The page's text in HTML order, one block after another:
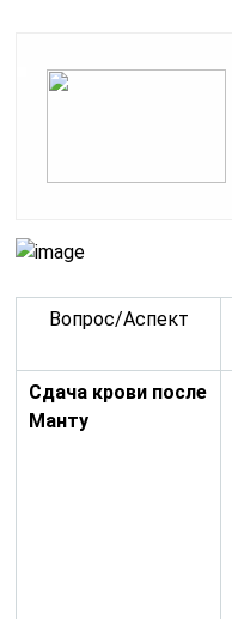
Вопрос/Аспект
Сдача крови после
Манту